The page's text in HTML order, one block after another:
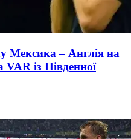
Мексика – Англія на
із Південної